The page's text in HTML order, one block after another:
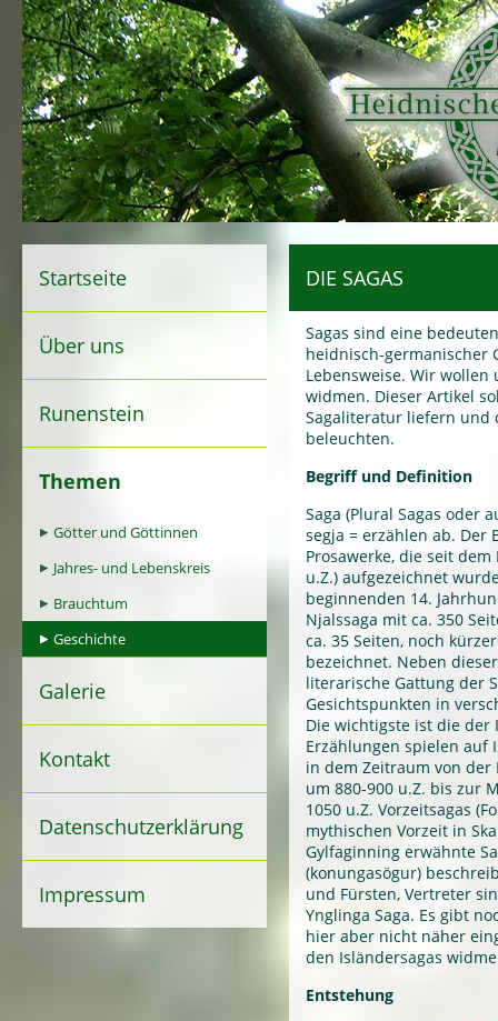
Startseite
Über uns
Runenstein
Themen
Götter und Göttinnen
Jahres- und Lebenskreis
Brauchtum
Geschichte
Galerie
Kontakt
Datenschutzerklärung
Impressum
DIE SAGAS
Sagas sind eine
heidnisch-germanischer
Lebensweise. Wir
widmen. Dieser Artikel
Sagaliteratur liefern und
beleuchten.
Begriff und Definition
Saga (Plural Sagas oder
segja = erzählen ab. Der
Prosawerke, die seit
u.Z.) aufgezeichnet
beginnenden 14.
Njalssaga mit ca. 350
ca. 35 Seiten, noch
bezeichnet. Neben
literarische Gattung der
Gesichtspunkten in
Die wichtigste ist die der
Erzählungen spielen auf
in dem Zeitraum von der
um 880-900 u.Z. bis zur
1050 u.Z. Vorzeitsagas
mythischen Vorzeit in
Gylfaginning erwähnte
(konungasögur)
und Fürsten, Vertreter
Ynglinga Saga. Es gibt
hier aber nicht näher
den Isländersagas
Entstehung